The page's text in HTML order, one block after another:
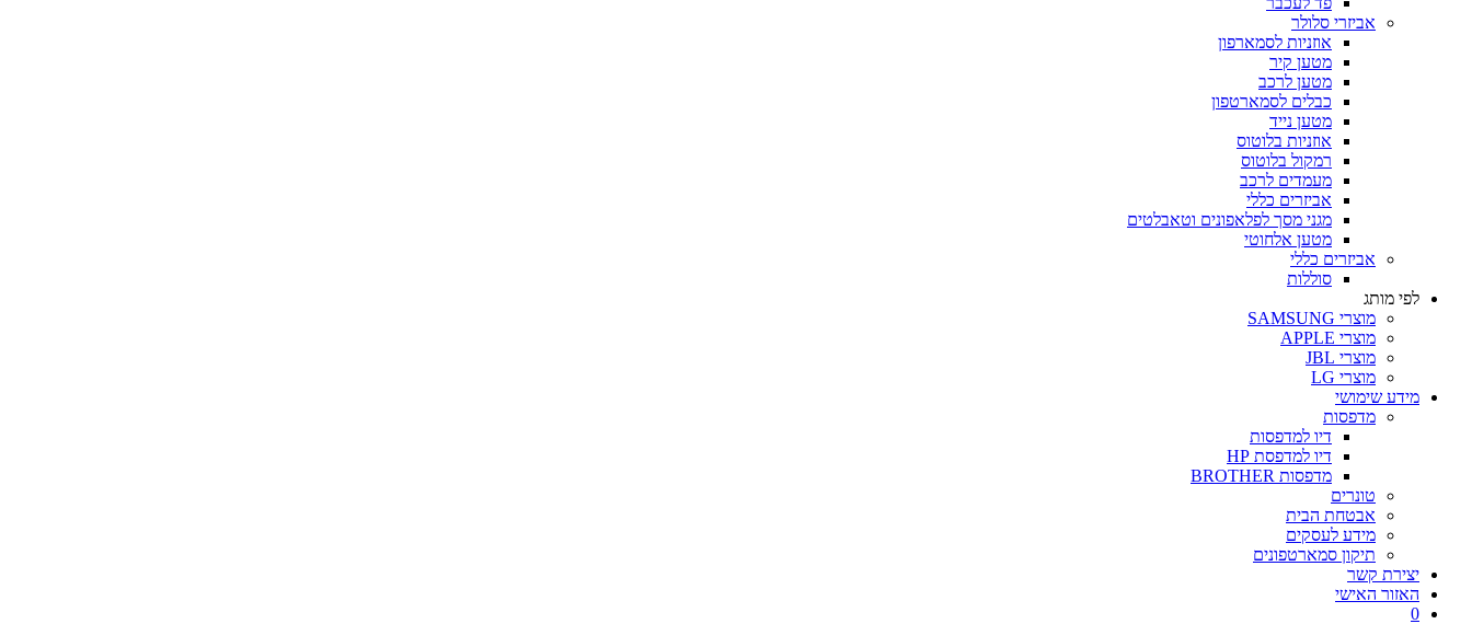
אביזרי סלולר
אוזניות לסמארפון
מטען קיר
מטען לרכב
כבלים לסמארטפון
מטען נייד
אוזניות בלוטוס
רמקול בלוטוס
מעמדים לרכב
אביזרים כללי
מגני מסך לפלאפונים וטאבלטים
מטען אלחוטי
אביזרים כללי
סוללות
לפי מותג
מוצרי SAMSUNG
מוצרי APPLE
מוצרי JBL
מוצרי LG
מידע שימושי
מדפסות
דיו למדפסות
דיו למדפסת HP
מדפסות BROTHER
טונרים
אבטחת הבית
מידע לעסקים
תיקון סמארטפונים
יצירת קשר
האזור האישי
0